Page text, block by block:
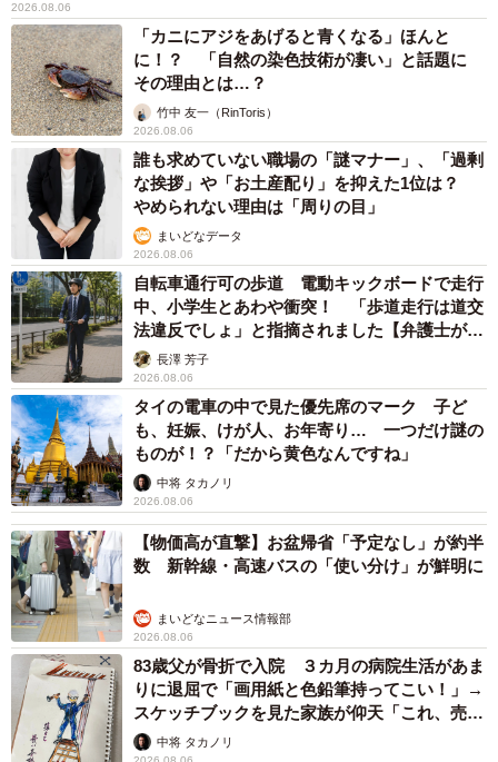
2026.08.06
「カニにアジをあげると青くなる」ほんと
に！？ 「自然の染色技術が凄い」と話題に
その理由とは…？
竹中 友一（RinToris）
2026.08.06
誰も求めていない職場の「謎マナー」、「過剰
な挨拶」や「お土産配り」を抑えた1位は？
やめられない理由は「周りの目」
まいどなデータ
2026.08.06
自転車通行可の歩道 電動キックボードで走行
中、小学生とあわや衝突！ 「歩道走行は道交
法違反でしょ」と指摘されました【弁護士が解
説】長澤 芳子
2026.08.06
タイの電車の中で見た優先席のマーク 子ど
も、妊娠、けが人、お年寄り… 一つだけ謎の
ものが！？「だから黄色なんですね」
中将 タカノリ
2026.08.06
【物価高が直撃】お盆帰省「予定なし」が約半
数 新幹線・高速バスの「使い分け」が鮮明に
まいどなニュース情報部
2026.08.06
83歳父が骨折で入院 ３カ月の病院生活があま
りに退屈で「画用紙と色鉛筆持ってこい！」→
スケッチブックを見た家族が仰天「これ、売れ
ますよ…」
中将 タカノリ